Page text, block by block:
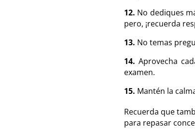
12. No dediques
pero, ¡recuerda
13. No temas
14. Aprovecha
examen.
15. Mantén la
Recuerda que
para repasar